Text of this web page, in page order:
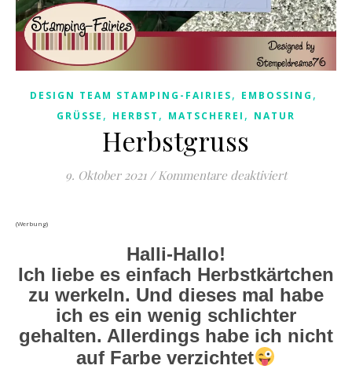
DESIGN TEAM STAMPING-FAIRIES, EMBOSSING ,
GRÜSSE , HERBST , MATSCHEREI , NATUR
Herbstgruss
9. Oktober 2021 / Kommentare deaktiviertfür
(Werbung)
Halli-Hallo!
Ich liebe es einfach Herbstkärtchen
zu werkeln. Und dieses mal habe
ich es ein wenig schlichter
gehalten. Allerdings habe ich nicht
auf Farbe verzichtet